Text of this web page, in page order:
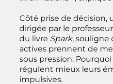
Côté prise de décision,
dirigée par le
du livre Spark, souligne
actives prennent de
sous pression. Pourquoi
régulent mieux leurs
impulsives.